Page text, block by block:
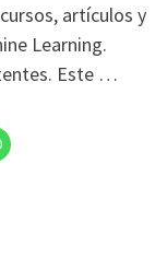
artículos y
Learning.
Este …